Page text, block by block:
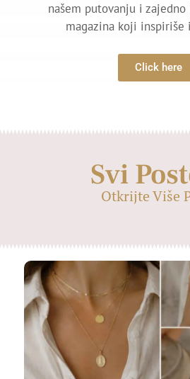
našem putovanju i
magazina koji
Click here
Svi
Otkrijte Više